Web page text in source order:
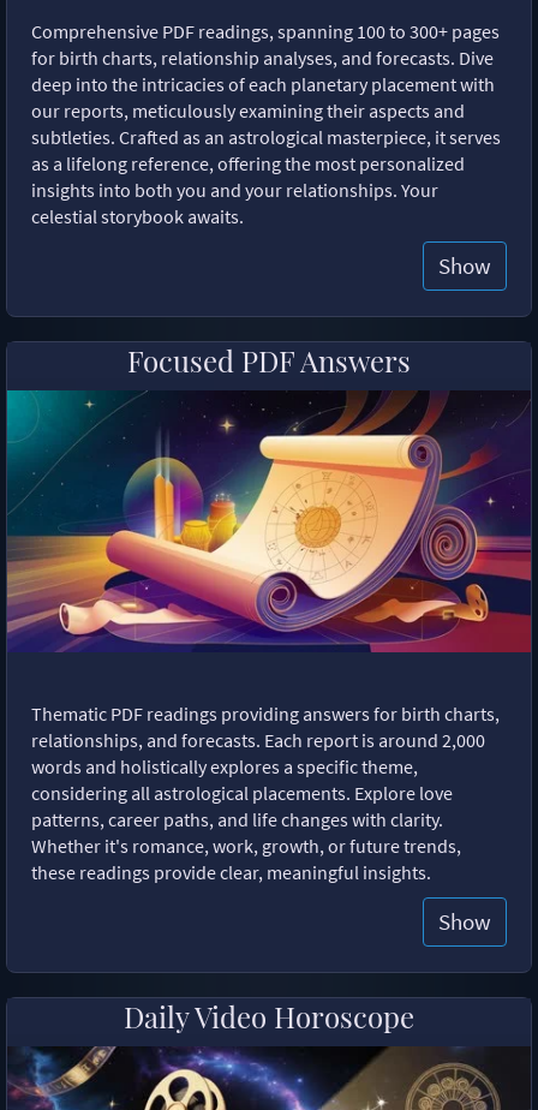
Comprehensive PDF readings, spanning 100 to 300+ pages
for birth charts, relationship analyses, and forecasts. Dive
deep into the intricacies of each planetary placement with
our reports, meticulously examining their aspects and
subtleties. Crafted as an astrological masterpiece, it serves
as a lifelong reference, offering the most personalized
insights into both you and your relationships. Your
celestial storybook awaits.
Show
Focused PDF Answers
Thematic PDF readings providing answers for birth charts,
relationships, and forecasts. Each report is around 2,000
words and holistically explores a specific theme,
considering all astrological placements. Explore love
patterns, career paths, and life changes with clarity.
Whether it's romance, work, growth, or future trends,
these readings provide clear, meaningful insights.
Show
Daily Video Horoscope